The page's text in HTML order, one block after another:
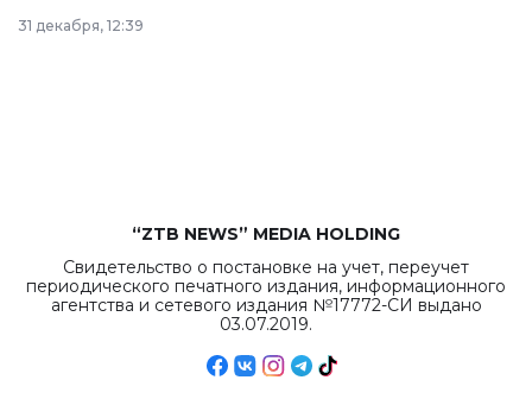
в Астане из
республиканского
31 декабря, 12:39
“ZTB NEWS” MEDIA HOLDING
Свидетельство о постановке на учет, переучет
периодического печатного издания, информационного
агентства и сетевого издания №17772-СИ выдано
03.07.2019.